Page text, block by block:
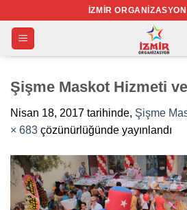
atla
İZMIR
Şişme Maskot Hizmeti
Nisan 18, 2017 tarihinde, Şişme
× 683 çözünürlüğünde yayınlandı